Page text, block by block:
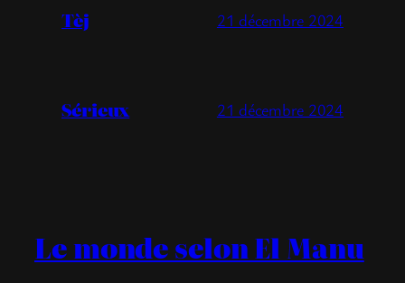
Tèj 21 décembre 2024
Sérieux 21 décembre 2024
Le monde selon El Manu